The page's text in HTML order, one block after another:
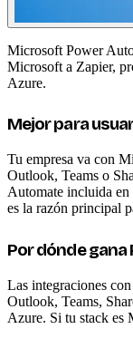
Microsoft Power
Microsoft a Zapier,
Azure.
Mejor para
Tu empresa va con
Outlook, Teams o
Automate incluida
es la razón principal
Por dónde gana
Las integraciones
Outlook, Teams,
Azure. Si tu stack es